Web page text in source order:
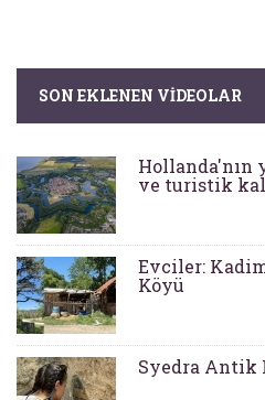
SON EKLENEN VIDEOLAR
Hollanda'nın
ve turistik
Evciler:
Köyü
Syedra Antik